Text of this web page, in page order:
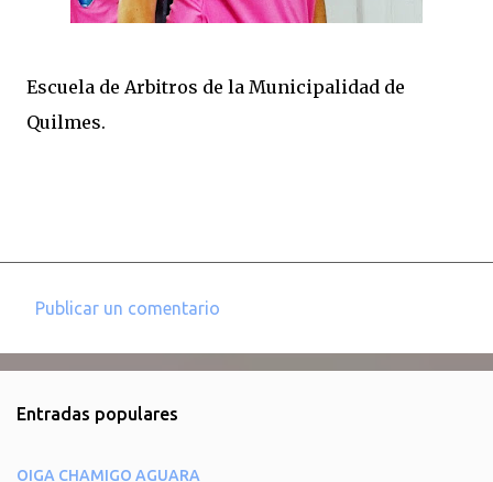
Escuela de Arbitros de la Municipalidad de
Quilmes.
e
Publicar un comentario
Entradas populares
OIGA CHAMIGO AGUARA